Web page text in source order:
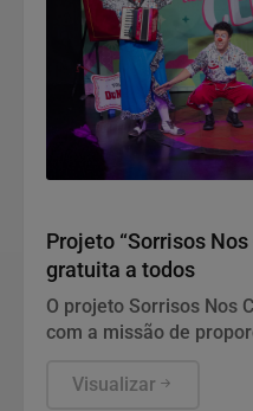
Projeto “Sorrisos
gratuita a todos
O projeto Sorrisos Nos
com a missão de
para crianças, jovens e
Visualizar